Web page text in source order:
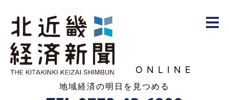
ONLINE
地域経済の明日を見つめる